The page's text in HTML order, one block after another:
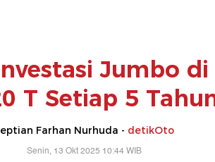
Jumbo di
T Setiap 5
Farhan Nurhuda - detikOto
Senin, 13 Okt 2025 10:44 WIB